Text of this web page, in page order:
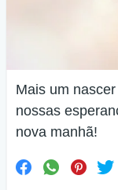
Mais um
nossas
nova manhã!